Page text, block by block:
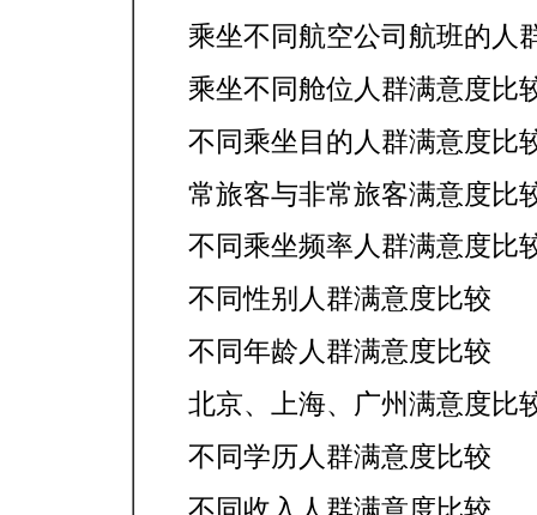
乘坐不同航空公司航班的人
乘坐不同舱位人群满意度比
不同乘坐目的人群满意度比
常旅客与非常旅客满意度比
不同乘坐频率人群满意度比
不同性别人群满意度比较
不同年龄人群满意度比较
北京、上海、广州满意度比
不同学历人群满意度比较